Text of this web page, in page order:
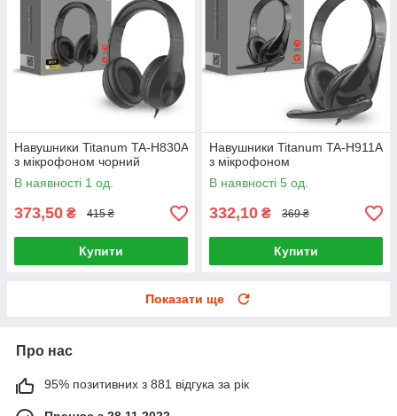
Навушники Titanum TA-H830A
з мікрофоном чорний
В наявності 1 од.
373,50 ₴ 415 ₴
Купити
Навушники Titanum TA-H911A
з мікрофоном
В наявності 5 од.
332,10 ₴ 369 ₴
Купити
Показати ще
Про нас
95% позитивних з 881 відгука за рік